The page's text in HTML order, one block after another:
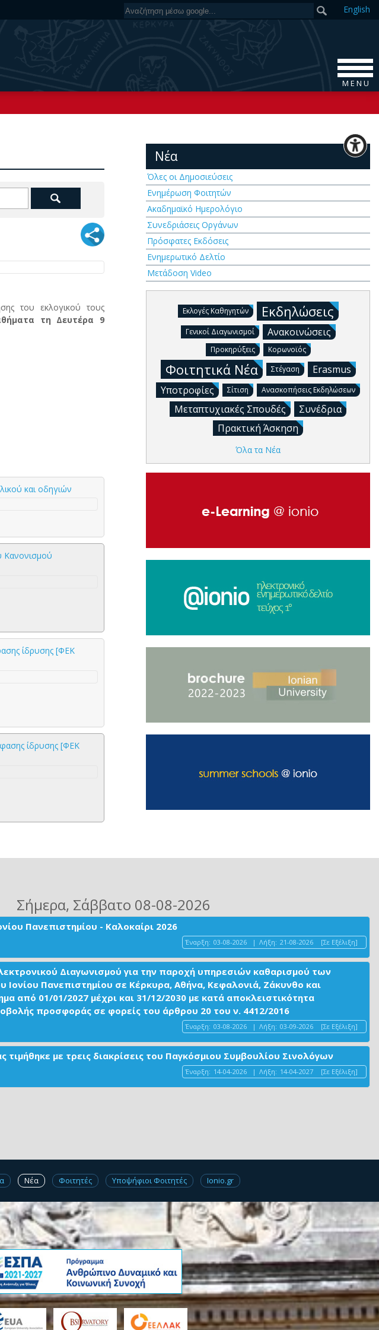
English
M E N U
του εκλογικού τους
τη Δευτέρα 9
και οδηγιών
Κανονισμού
ίδρυσης [ΦΕΚ
ίδρυσης [ΦΕΚ
Νέα
Όλες οι Δημοσιεύσεις
Ενημέρωση Φοιτητών
Ακαδημαϊκό Ημερολόγιο
Συνεδριάσεις Οργάνων
Πρόσφατες Εκδόσεις
Ενημερωτικό Δελτίο
Μετάδοση Video
Εκλογές Καθηγητών Εκδηλώσεις
Γενικοί Διαγωνισμοί Ανακοινώσεις
Προκηρύξεις Κορωνοϊός
Φοιτητικά Νέα Στέγαση
Erasmus
Υποτροφίες
Σίτιση Ανασκοπήσεις Εκδηλώσεων
Μεταπτυχιακές Σπουδές
Συνέδρια
Πρακτική Άσκηση
Όλα τα Νέα
Σήμερα, Σάββατο 08-08-2026
Πανεπιστημίου - Καλοκαίρι 2026
Έναρξη: 03-08-2026 | Λήξη: 21-08-2026 [Σε Εξέλιξη]
Διαγωνισμού για την παροχή υπηρεσιών καθαρισμού των
Ιονίου Πανεπιστημίου σε Κέρκυρα, Αθήνα, Κεφαλονιά, Ζάκυνθο και
από 01/01/2027 μέχρι και 31/12/2030 με κατά αποκλειστικότητα
προσφοράς σε φορείς του άρθρου 20 του ν. 4412/2016
Έναρξη: 03-08-2026 | Λήξη: 03-09-2026 [Σε Εξέλιξη]
τιμήθηκε με τρεις διακρίσεις του Παγκόσμιου Συμβουλίου Σινολόγων
Έναρξη: 14-04-2026 | Λήξη: 14-04-2027 [Σε Εξέλιξη]
Νέα Φοιτητές Υποψήφιοι Φοιτητές Ionio.gr